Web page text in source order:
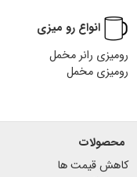
انواع رو میزی
رومیزی رانر مخمل
رومیزی مخمل
محصولات
کاهش قیمت ها